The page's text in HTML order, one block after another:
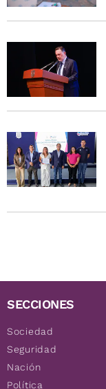
SECCIONES
Sociedad
Seguridad
Nación
Política